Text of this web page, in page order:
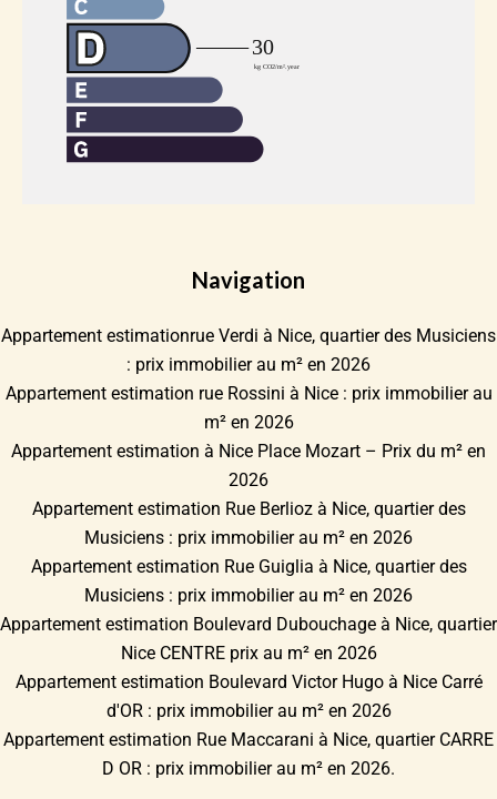
Navigation
Appartement estimationrue Verdi à Nice, quartier des Musiciens
: prix immobilier au m² en 2026
Appartement estimation rue Rossini à Nice : prix immobilier au
m² en 2026
Appartement estimation à Nice Place Mozart – Prix du m² en
2026
Appartement estimation Rue Berlioz à Nice, quartier des
Musiciens : prix immobilier au m² en 2026
Appartement estimation Rue Guiglia à Nice, quartier des
Musiciens : prix immobilier au m² en 2026
Appartement estimation Boulevard Dubouchage à Nice, quartier
Nice CENTRE prix au m² en 2026
Appartement estimation Boulevard Victor Hugo à Nice Carré
d'OR : prix immobilier au m² en 2026
Appartement estimation Rue Maccarani à Nice, quartier CARRE
D OR : prix immobilier au m² en 2026.